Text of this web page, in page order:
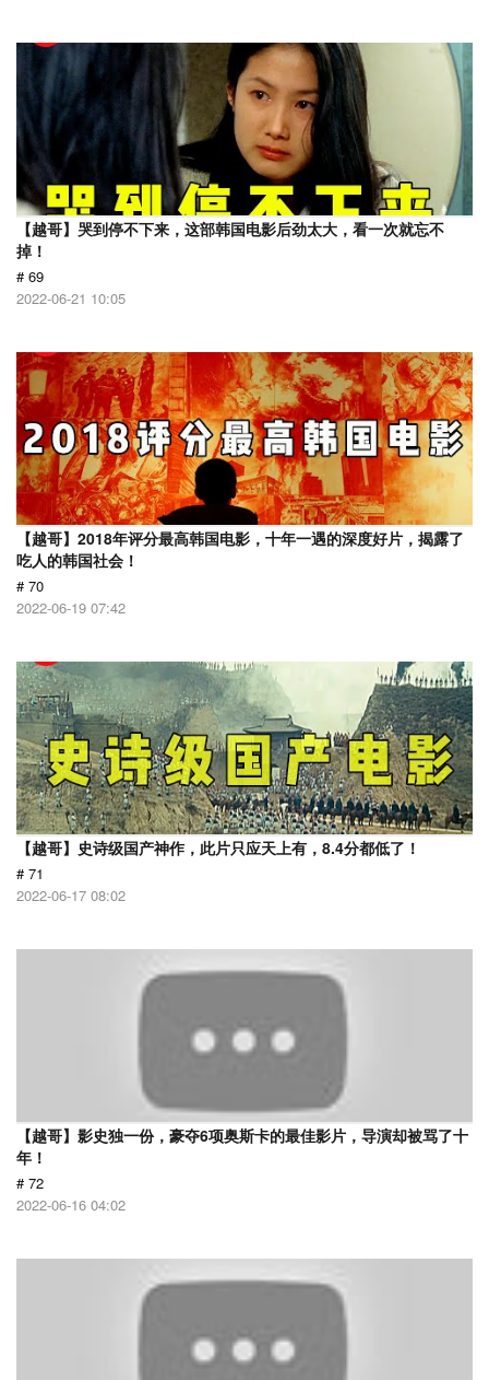
【越哥】哭到停不下来，这部韩国电影后劲太大，看一次就忘不
掉！
# 69
2022-06-21 10:05
【越哥】2018年评分最高韩国电影，十年一遇的深度好片，揭露了
吃人的韩国社会！
# 70
2022-06-19 07:42
【越哥】史诗级国产神作，此片只应天上有，8.4分都低了！
# 71
2022-06-17 08:02
【越哥】影史独一份，豪夺6项奥斯卡的最佳影片，导演却被骂了十
年！
# 72
2022-06-16 04:02